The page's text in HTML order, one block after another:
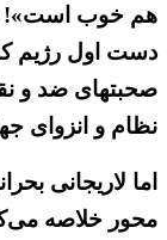
هم خوب است»!
دست اول رژیم
صحبتهای ضد و
نظام و انزوای
اما لاریجانی
محور خلاصه